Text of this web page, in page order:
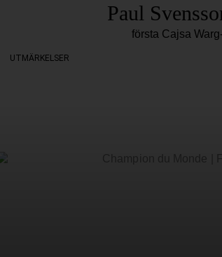
Paul
första Cajsa
UTMÄRKELSER